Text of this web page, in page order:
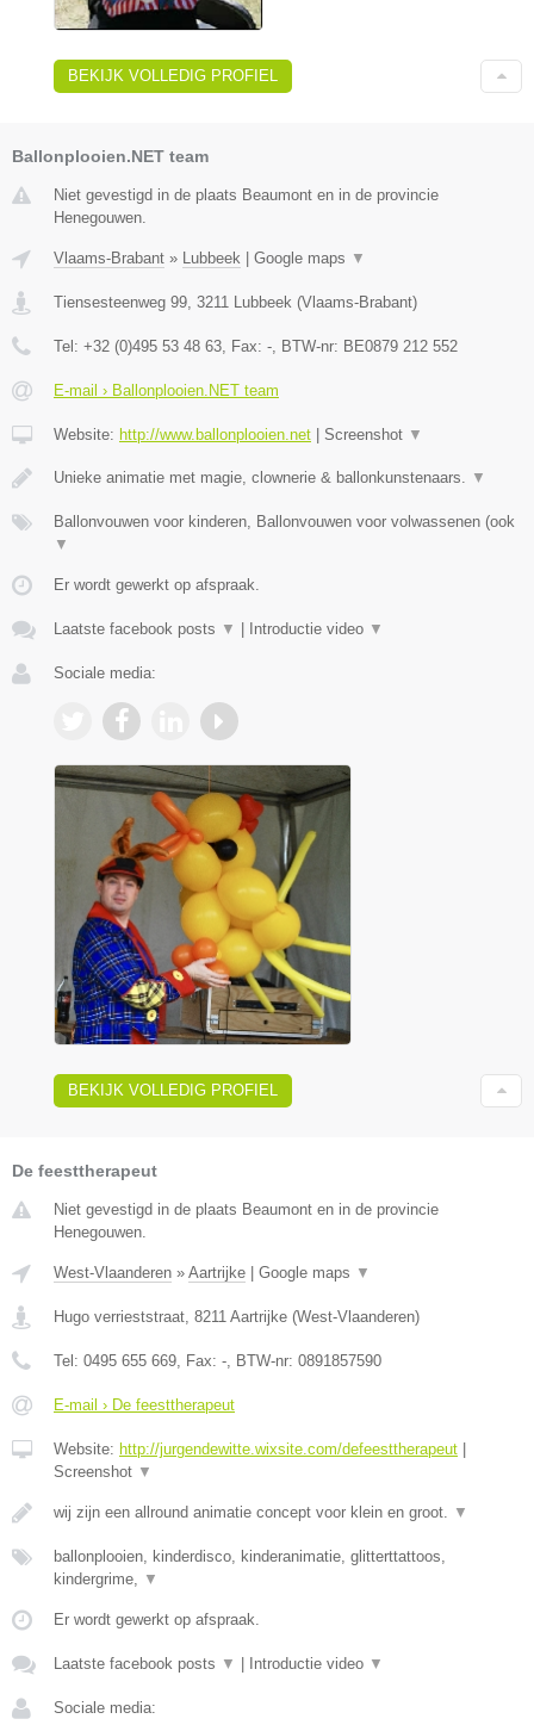
BEKIJK VOLLEDIG PROFIEL
Ballonplooien.NET team
Niet gevestigd in de plaats Beaumont en in de provincie
Henegouwen.
Vlaams-Brabant » Lubbeek Google maps ▼
Tiensesteenweg 99, 3211 Lubbeek (Vlaams-Brabant)
Tel: +32 (0)495 53 48 63, Fax: -, BTW-nr: BE0879 212 552
E-mail › Ballonplooien.NET team
Website: http://www.ballonplooien.net Screenshot ▼
Unieke animatie met magie, clownerie & ballonkunstenaars. ▼
Ballonvouwen voor kinderen, Ballonvouwen voor volwassenen (ook
▼
Er wordt gewerkt op afspraak.
Laatste facebook posts ▼ Introductie video ▼
Sociale media:
BEKIJK VOLLEDIG PROFIEL
De feesttherapeut
Niet gevestigd in de plaats Beaumont en in de provincie
Henegouwen.
West-Vlaanderen » Aartrijke | Google maps ▼
Hugo verrieststraat 8211 Aartrijke (West-Vlaanderen)
Tel: 0495 655 669 , Fax: - , BTW-nr: 0891857590
E-mail › De feesttherapeut
Website: http://jurgendewitte.wixsite.com/defeesttherapeut |
Screenshot ▼
wij zijn een allround animatie concept voor klein en groot. ▼
ballonplooien, kinderdisco, kinderanimatie, glitterttattoos,
kindergrime,
▼
Er wordt gewerkt op afspraak.
Laatste facebook posts ▼ | Introductie video ▼
Sociale media: